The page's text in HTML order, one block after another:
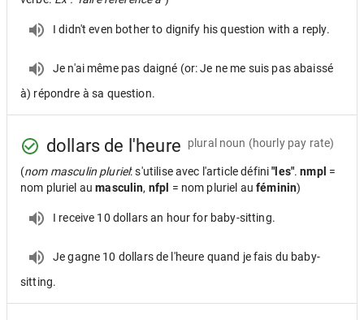
I didn't even bother to dignify his question with a reply.
Je n'ai même pas daigné (or: Je ne me suis pas abaissé
à) répondre à sa question.
dollars de l'heure plural noun (hourly pay rate)
(nom masculin pluriel: s'utilise avec l'article défini"les".nmpl =
nom pluriel aumasculin, nfpl = nom pluriel auféminin)
I receive 10 dollars an hour for baby-sitting.
Je gagne 10 dollars de l'heure quand je fais du baby-
sitting.